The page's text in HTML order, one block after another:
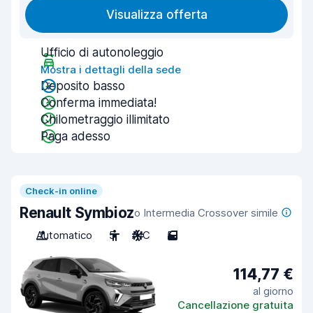
Visualizza offerta
Ufficio di autonoleggio
Mostra i dettagli della sede
Deposito basso
Conferma immediata!
Chilometraggio illimitato
Paga adesso
Check-in online
Renault Symbiozo Intermedia Crossover simile
Automatico
5 A/C 5
114,77 €
al giorno
Cancellazione gratuita